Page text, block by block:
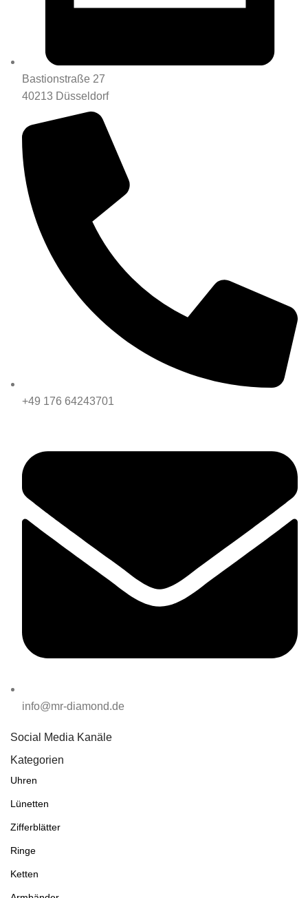
Bastionstraße 27
40213 Düsseldorf
+49 176 64243701
info@mr-diamond.de
Social Media Kanäle
Kategorien
Uhren
Lünetten
Zifferblätter
Ringe
Ketten